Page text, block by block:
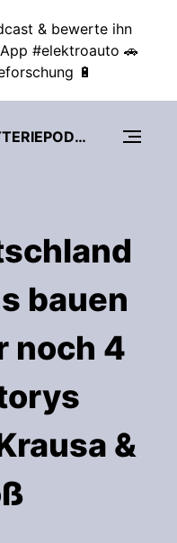
& bewerte ihn
App #elektroauto 🚗
🔋
GELADEN - DER BATTERIEPODCAST ZUR ENERGIEWENDE
bauen
noch 4
&